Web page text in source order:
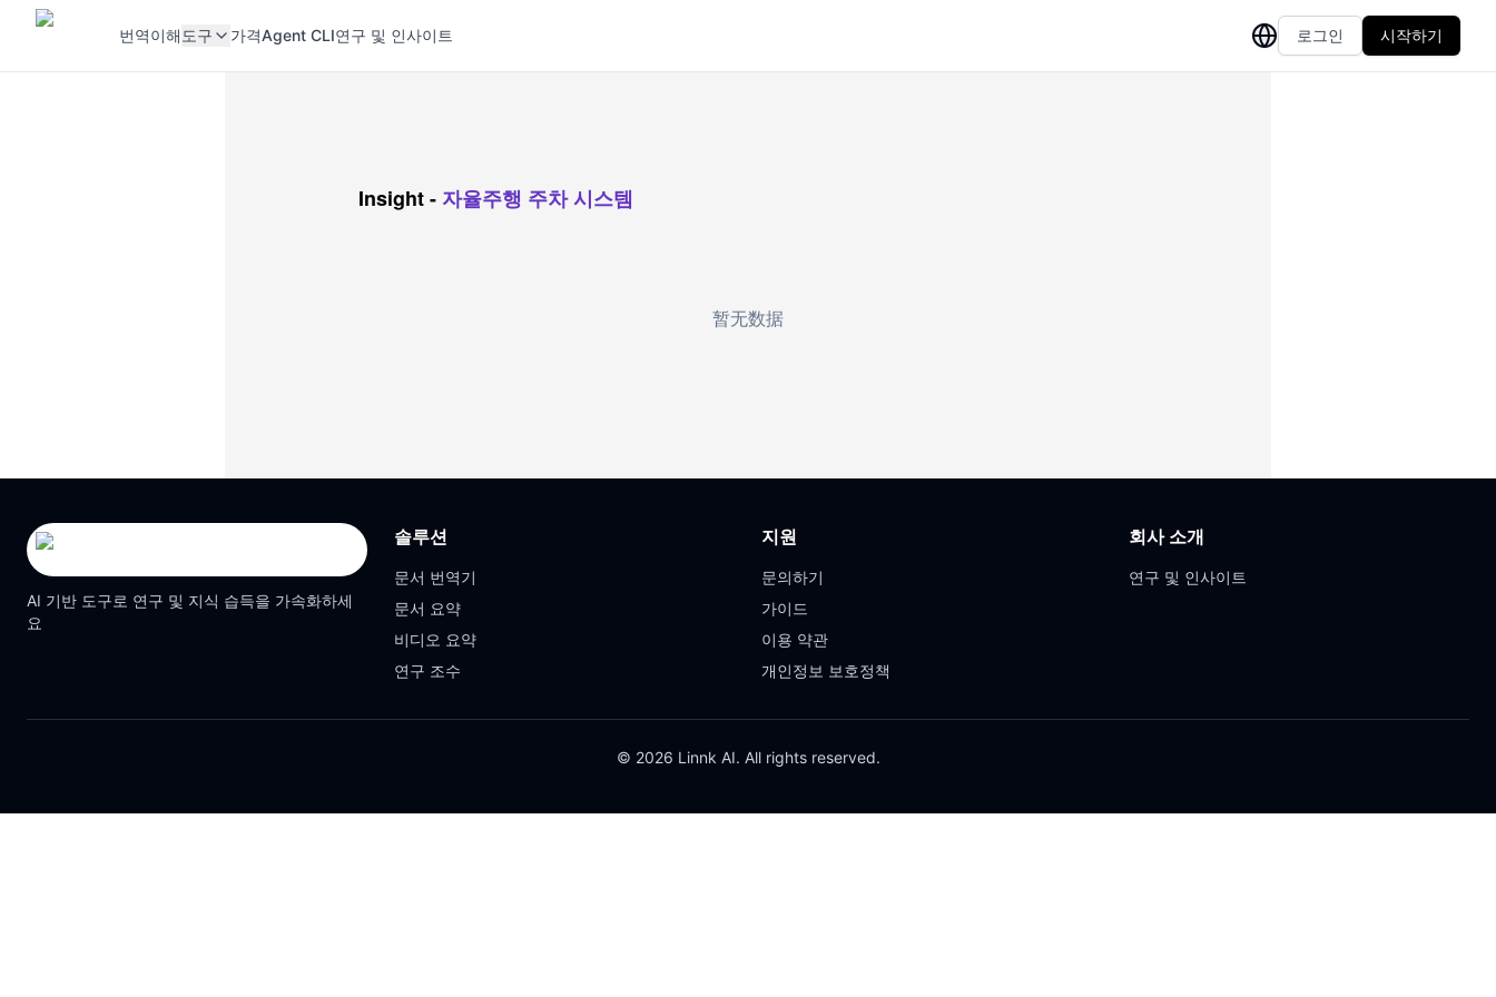
번역이해 도구 가격Agent CLI연구 및 인사이트 로그인 시작하기
Insight- 자율주행 주차 시스템
暂无数据
AI 기반 도구로 연구 및 지식 습득을 가속화하세
요
솔루션
문서 번역기
문서 요약
비디오 요약
연구 조수
지원
문의하기
가이드
이용 약관
개인정보 보호정책
회사 소개
연구 및 인사이트
© 2026 Linnk AI. All rights reserved.